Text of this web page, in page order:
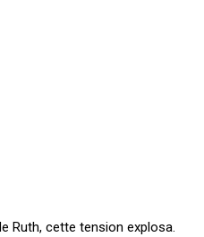
Ruth, cette tension explosa.